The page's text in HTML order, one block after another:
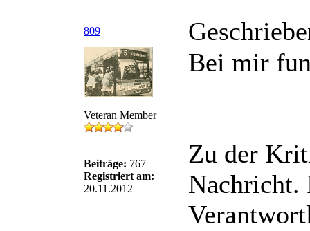
809
Veteran Member
Beiträge: 767
Registriert am:
20.11.2012
Bei mir
Zu der
Nachricht.